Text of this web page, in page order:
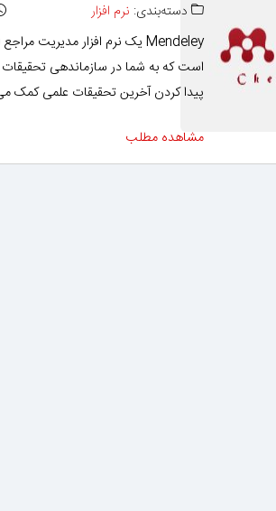
دسته‌بندی: نرم افزار
است که به شما در سازماندهی تحقیقات
پیدا کردن آخرین تحقیقات علمی کمک می
مشاهده مطلب